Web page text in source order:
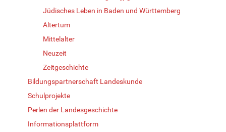
Jüdisches Leben in Baden und Württemberg
Altertum
Mittelalter
Neuzeit
Zeitgeschichte
Bildungspartnerschaft Landeskunde
Schulprojekte
Perlen der Landesgeschichte
Informationsplattform